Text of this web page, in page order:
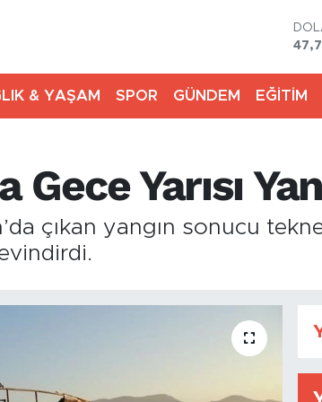
& YAŞAM SPOR GÜNDEM EĞİTİM
Yarısı
çıkan yangın sonucu